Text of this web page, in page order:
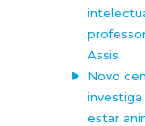
Assis
Novo
estar